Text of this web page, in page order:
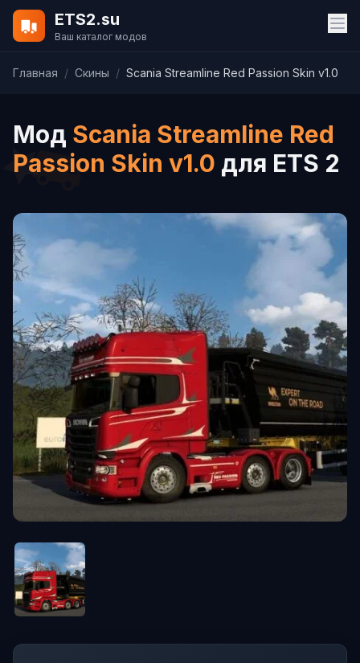
ETS2.su
Ваш каталог модов
Главная / Скины / Scania Streamline Red Passion Skin v1.0
Мод Scania Streamline Red
Passion Skin v1.0 для ETS 2